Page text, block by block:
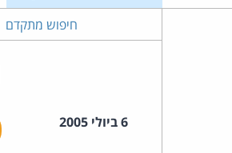
חיפוש מתקדם
6 ביולי 2005